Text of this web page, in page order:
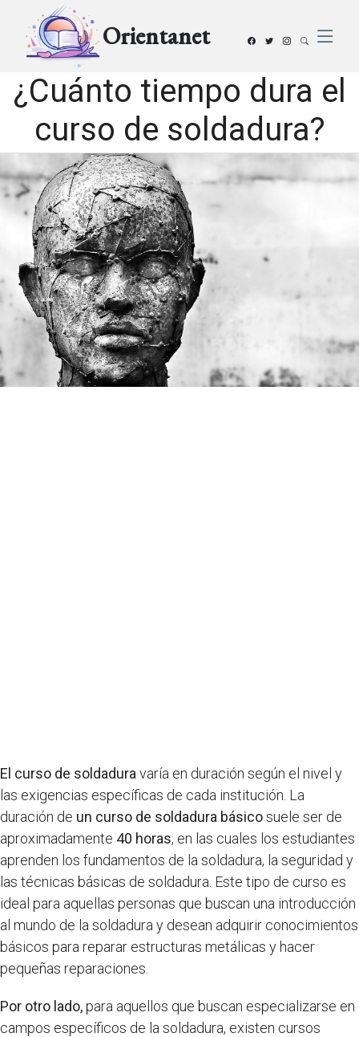
Orientanet
¿Cuánto tiempo dura el
curso de soldadura?
El curso de soldadura varía en duración según el nivel y
las exigencias específicas de cada institución. La
duración de un curso de soldadura básicosuele ser de
aproximadamente 40 horas, en las cuales los estudiantes
aprenden los fundamentos de la soldadura, la seguridad y
las técnicas básicas de soldadura. Este tipo de curso es
ideal para aquellas personas que buscan una introducción
al mundo de la soldadura y desean adquirir conocimientos
básicos para reparar estructuras metálicas y hacer
pequeñas reparaciones.
Por otro lado,para aquellos que buscan especializarse en
campos específicos de la soldadura, existen cursos